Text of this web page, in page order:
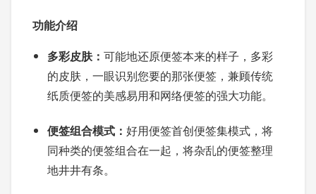
功能介绍
多彩皮肤： 可能地还原便签本来的样子，多彩
的皮肤，一眼识别您要的那张便签，兼顾传统
纸质便签的美感易用和网络便签的强大功能。
便签组合模式： 好用便签首创便签集模式，将
同种类的便签组合在一起，将杂乱的便签整理
地井井有条。